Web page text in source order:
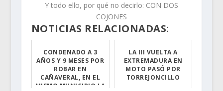
Y todo ello, por qué no decirlo: CON DOS
COJONES
NOTICIAS RELACIONADAS:
CONDENADO A 3
AÑOS Y 9 MESES POR
ROBAR EN
CAÑAVERAL, EN EL
MISMO MUNICIPIO LA
LA III VUELTA A
EXTREMADURA EN
MOTO PASÓ POR
TORREJONCILLO